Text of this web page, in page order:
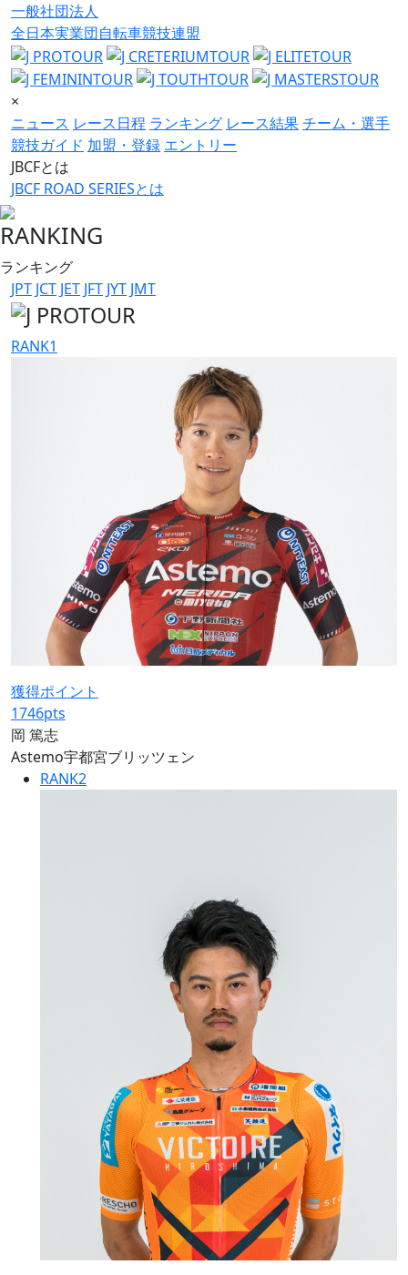
一般社団法人
全日本実業団自転車競技連盟
×
ニュース レース日程 ランキング レース結果チーム・選手
競技ガイド 加盟・登録 エントリー
JBCFとは
JBCF ROAD SERIESとは
RANKING
ランキング
JPT JCT JET JFT JYT JMT
RANK1
獲得ポイント
1746pts
岡 篤志
Astemo宇都宮ブリッツェン
RANK2